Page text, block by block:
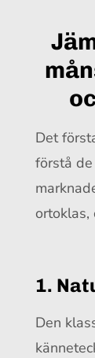
Det
förstå
ortoklas,
1.
Den